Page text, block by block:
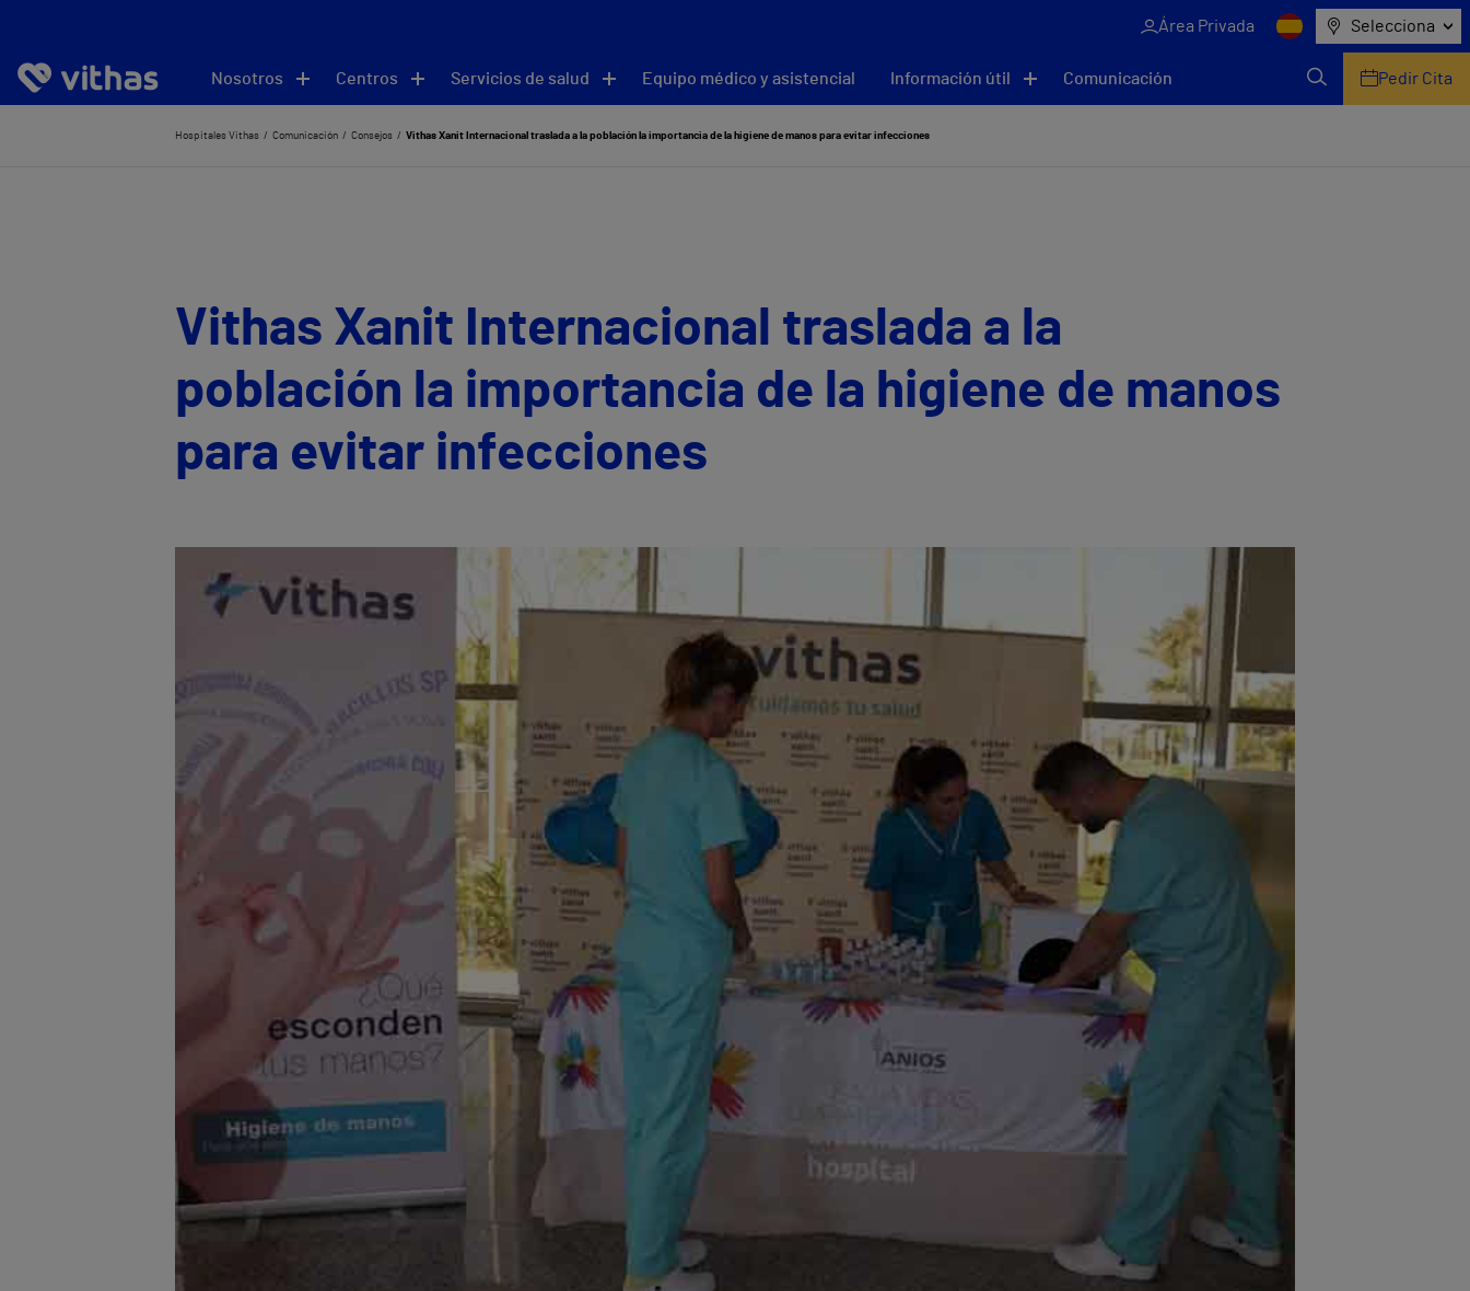
Área Privada Selecciona
Nosotros Centros Servicios de salud Equipo médico y asistencial Información útil Comunicación Pedir Cita
Hospitales Vithas Comunicación Consejos Vithas Xanit Internacional traslada a la población la importancia de la higiene de manos para evitar infecciones
Vithas Xanit Internacional traslada a la
población la importancia de la higiene de manos
para evitar infecciones